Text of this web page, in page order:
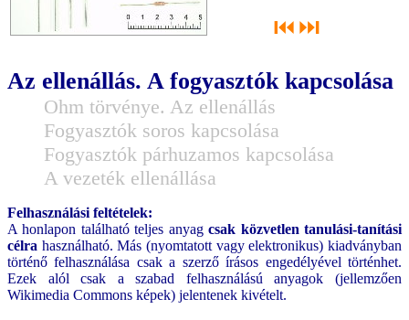
⏮ ⏭
Az ellenállás. A fogyasztók kapcsolása
Ohm törvénye. Az ellenállás
Fogyasztók soros kapcsolása
Fogyasztók párhuzamos kapcsolása
A vezeték ellenállása
Felhasználási feltételek:
A honlapon található teljes anyagcsak közvetlen tanulási-tanítási
célra használható. Más (nyomtatott vagy elektronikus) kiadványban
történő felhasználása csak a szerző írásos engedélyével történhet.
Ezek alól csak a szabad felhasználású anyagok (jellemzően
Wikimedia Commons képek) jelentenek kivételt.